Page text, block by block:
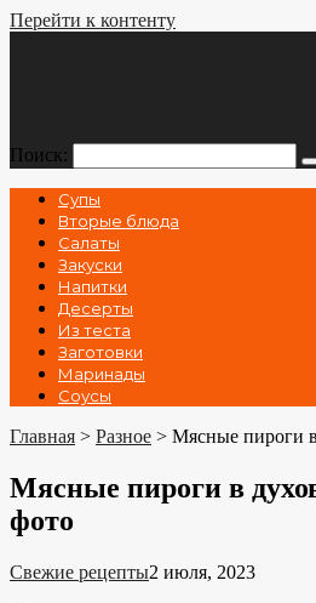
Перейти к контенту
Поиск:
Супы
Вторые блюда
Салаты
Закуски
Напитки
Десерты
Из теста
Заготовки
Маринады
Соусы
Главная > Разное > Мясные пироги
Мясные пироги в
фото
Свежие рецепты2 июля, 2023